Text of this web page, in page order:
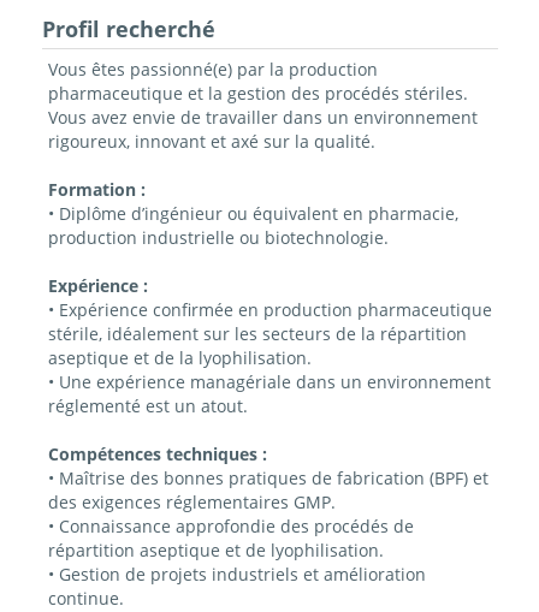
Profil recherché
Vous êtes passionné(e) par la production
pharmaceutique et la gestion des procédés stériles.
Vous avez envie de travailler dans un environnement
rigoureux, innovant et axé sur la qualité.
Formation :
• Diplôme d’ingénieur ou équivalent en pharmacie,
production industrielle ou biotechnologie.
Expérience :
• Expérience confirmée en production pharmaceutique
stérile, idéalement sur les secteurs de la répartition
aseptique et de la lyophilisation.
• Une expérience managériale dans un environnement
réglementé est un atout.
Compétences techniques :
• Maîtrise des bonnes pratiques de fabrication (BPF) et
des exigences réglementaires GMP.
• Connaissance approfondie des procédés de
répartition aseptique et de lyophilisation.
• Gestion de projets industriels et amélioration
continue.